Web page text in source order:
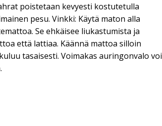
poistetaan kevyesti kostutetulla
pesu. Vinkki: Käytä maton alla
Se ehkäisee liukastumista ja
että lattiaa. Käännä mattoa silloin
tasaisesti. Voimakas auringonvalo voi